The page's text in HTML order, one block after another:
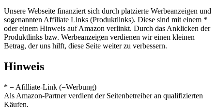
Unsere Webseite finanziert sich durch platzierte Werbeanzeigen und
sogenannten Affiliate Links (Produktlinks). Diese sind mit einem *
oder einem Hinweis auf Amazon verlinkt. Durch das Anklicken der
Produktlinks bzw. Werbeanzeigen verdienen wir einen kleinen
Betrag, der uns hilft, diese Seite weiter zu verbessern.
Hinweis
* = Afilliate-Link (=Werbung)
Als Amazon-Partner verdient der Seitenbetreiber an qualifizierten
Käufen.